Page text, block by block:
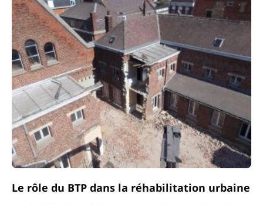
Le rôle du BTP dans la réhabilitation urbaine